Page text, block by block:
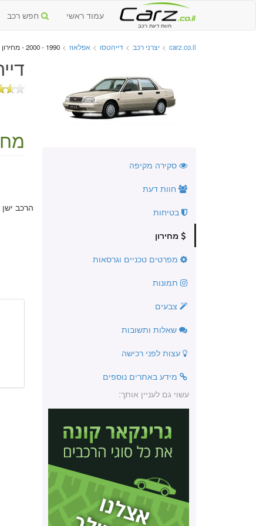
חוות דעת רכב
עמוד ראשי חפש רכב
carz.co.il
> יצרני רכב > דייהטסו > אפלאוז > 1990 - 2000 - מחירון
סקירה מקיפה
חוות דעת
בטיחות
מחירון
מפרטים טכניים וגרסאות
תמונות
צבעים
שאלות ותשובות
עצות לפני רכישה
מידע באתרים נוספים
עשוי גם לעניין אותך:
הרכב